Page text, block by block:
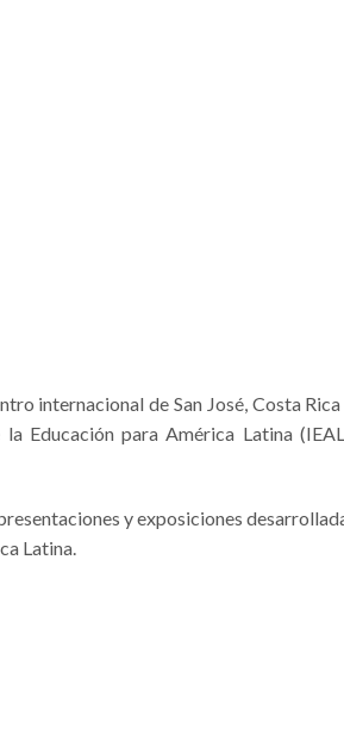
internacional de San José, Costa
Educación para América Latina
y exposiciones
Latina.